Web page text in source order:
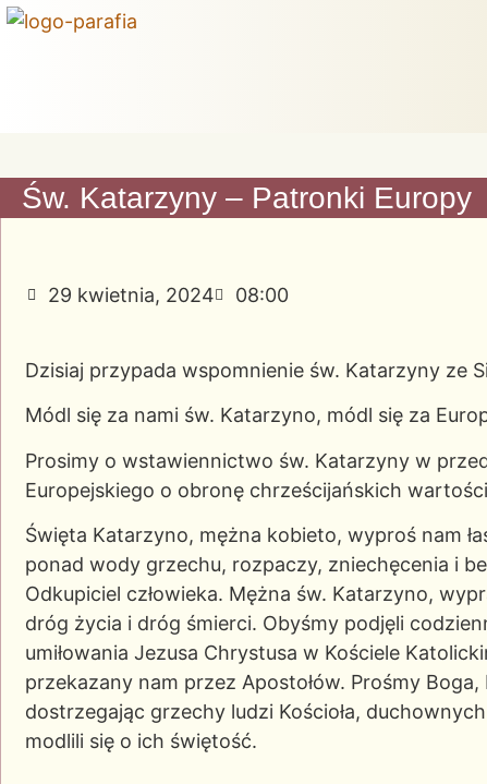
Św. Katarzyny – Patronki Europy
29 kwietnia, 2024 08:00
Dzisiaj przypada wspomnienie św. Katarzyny ze
Módl się za nami św. Katarzyno, módl się za
Prosimy o wstawiennictwo św. Katarzyny w
Europejskiego o obronę chrześcijańskich
Święta Katarzyno, mężna kobieto, wyproś nam
ponad wody grzechu, rozpaczy, zniechęcenia i
Odkupiciel człowieka. Mężna św. Katarzyno,
dróg życia i dróg śmierci. Obyśmy podjęli
umiłowania Jezusa Chrystusa w Kościele
przekazany nam przez Apostołów. Prośmy
dostrzegając grzechy ludzi Kościoła,
modlili się o ich świętość.